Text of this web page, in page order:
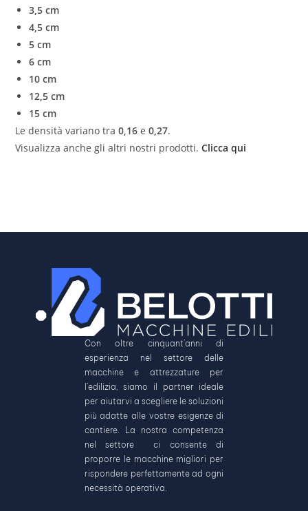
3,5 cm
4,5 cm
5 cm
6 cm
10 cm
12,5 cm
15 cm
Le densità variano tra0,16 e0,27.
Visualizza anche gli altri nostri prodotti.Clicca qui
Con oltre cinquant’anni di
esperienza nel settore delle
macchine e attrezzature per
l’edilizia, siamo il partner ideale
per aiutarvi a scegliere le soluzioni
più adatte alle vostre esigenze di
cantiere. La nostra competenza
nel settore ci consente di
proporre le macchine migliori per
rispondere perfettamente ad ogni
necessità operativa.